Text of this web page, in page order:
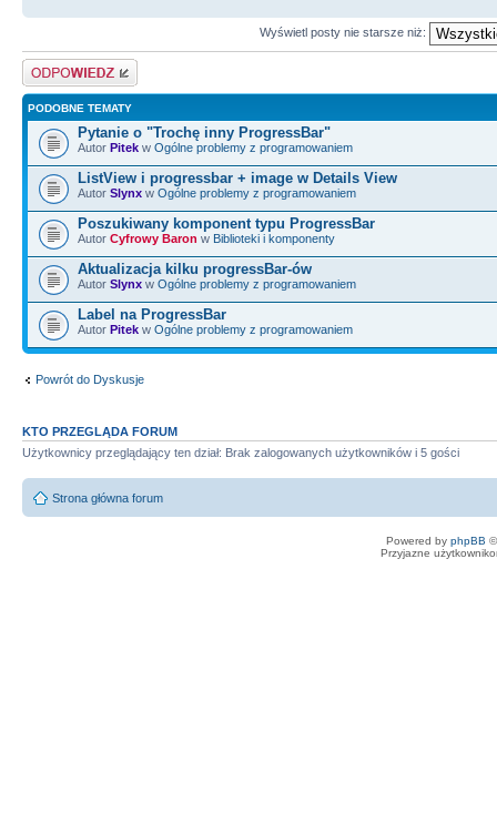
Wyświetl posty nie starsze niż:
Odpowiedz
PODOBNE TEMATY
Pytanie o "Trochę inny ProgressBar"
Autor Pitek w Ogólne problemy z programowaniem
ListView i progressbar + image w Details View
Autor Slynx w Ogólne problemy z programowaniem
Poszukiwany komponent typu ProgressBar
Autor Cyfrowy Baron w Biblioteki i komponenty
Aktualizacja kilku progressBar-ów
Autor Slynx w Ogólne problemy z programowaniem
Label na ProgressBar
Autor Pitek w Ogólne problemy z programowaniem
Powrót do Dyskusje
KTO PRZEGLĄDA FORUM
Użytkownicy przeglądający ten dział: Brak zalogowanych użytkowników i 5 gości
Strona główna forum
Powered by phpBB
Przyjazne